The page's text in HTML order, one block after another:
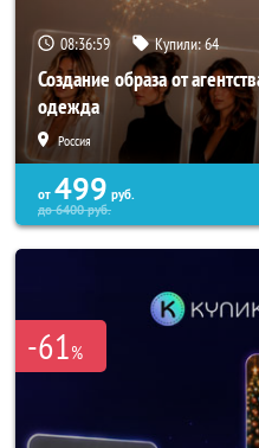
08:36:57 Купили:64
Создание образа от
одежда
Россия
от 499 руб.
до6400руб.
-61%